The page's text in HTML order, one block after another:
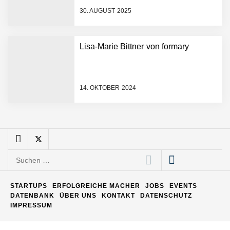
30. AUGUST 2025
Lisa-Marie Bittner von formary
14. OKTOBER 2024
Software – flexibel, offen,
ELOPRINT im Employer
Portrait
Suchen
STARTUPS ERFOLGREICHE MACHER JOBS
EVENTS
DATENBANK
ÜBER UNS KONTAKT
DATENSCHUTZ
IMPRESSUM